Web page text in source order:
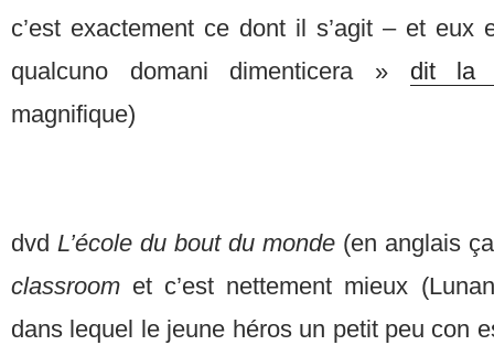
c’est exactement ce dont il s’agit – et eux
qualcuno domani dimenticera » dit la
magnifique)
dvd L’école du bout du monde (en anglais
classroom et c’est nettement mieux
dans lequel le jeune héros un petit peu con